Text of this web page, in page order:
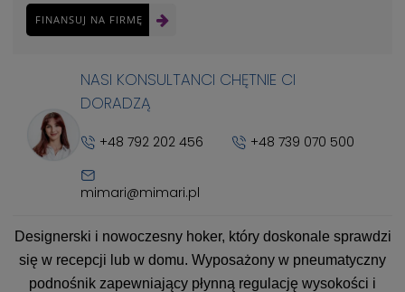
FINANSUJ NA FIRMĘ
NASI KONSULTANCI CHĘTNIE CI
DORADZĄ
+48 792 202 456 +48 739 070 500
mimari@mimari.pl
Designerski i nowoczesny hoker, który doskonale sprawdzi
się w recepcji lub w domu. Wyposażony w pneumatyczny
podnośnik zapewniający płynną regulację wysokości i